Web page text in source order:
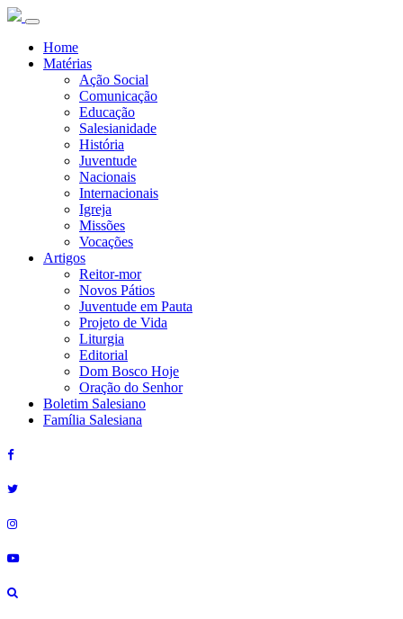
Home
Matérias
Ação Social
Comunicação
Educação
Salesianidade
História
Juventude
Nacionais
Internacionais
Igreja
Missões
Vocações
Artigos
Reitor-mor
Novos Pátios
Juventude em Pauta
Projeto de Vida
Liturgia
Editorial
Dom Bosco Hoje
Oração do Senhor
Boletim Salesiano
Família Salesiana